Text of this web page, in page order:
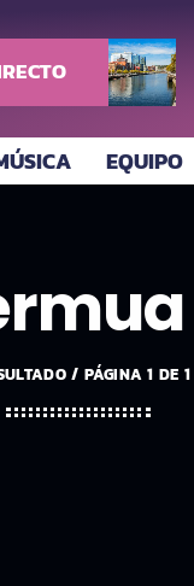
EQUIPO
/ PÁGINA 1 DE 1